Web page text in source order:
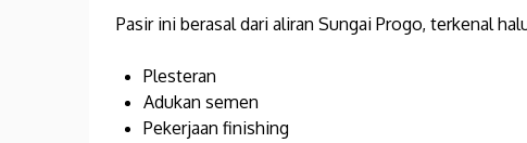
Pasir ini berasal dari aliran Sungai Progo, terkenal
Plesteran
Adukan semen
Pekerjaan finishing